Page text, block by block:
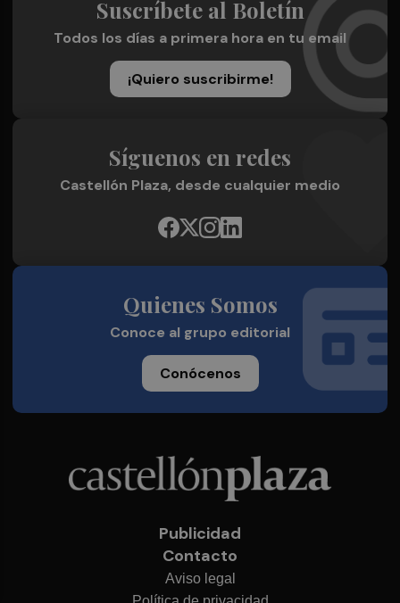
Suscríbete al Boletín
Todos los días a primera hora en tu email
¡Quiero suscribirme!
Síguenos en redes
Castellón Plaza, desde cualquier medio
Quienes Somos
Conoce al grupo editorial
Conócenos
Publicidad
Contacto
Aviso legal